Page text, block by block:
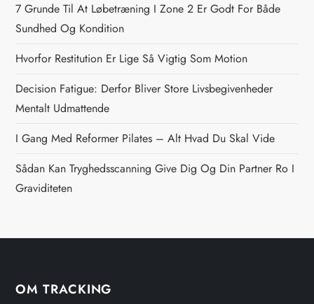
a
v
i
g
a
t
n
7 Grunde Til At Løbetræning I Zone 2 Er Godt For Både
Sundhed Og Kondition
Hvorfor Restitution Er Lige Så Vigtig Som Motion
Decision Fatigue: Derfor Bliver Store Livsbegivenheder
Mentalt Udmattende
I Gang Med Reformer Pilates – Alt Hvad Du Skal Vide
Sådan Kan Tryghedsscanning Give Dig Og Din Partner Ro I
Graviditeten
OM TRACKING